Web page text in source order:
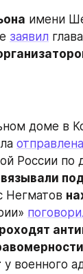
имени
заявил
доме в
отправлена
России
Негматов
у военного